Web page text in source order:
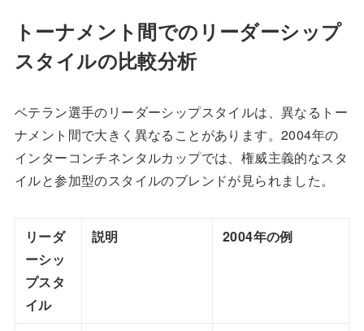
トーナメント間でのリーダーシップ
スタイルの比較分析
ベテラン選手のリーダーシップスタイルは、異なるトー
ナメント間で大きく異なることがあります。2004年の
インターコンチネンタルカップでは、権威主義的なスタ
イルと参加型のスタイルのブレンドが見られました。
リーダ
ーシッ
プスタ
イル
説明 2004年の例